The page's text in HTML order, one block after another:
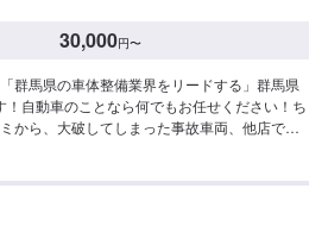
30,000円〜
群馬県の車体整備業界をリードする」群馬県
自動車のことなら何でもお任せください！ち
から、大破してしまった事故車両、他店では
用されるパーツのお写真や詳細などをお送り
料の代車をご用意しています。必要の際は代
料は満タンになってますので、返却の際は満